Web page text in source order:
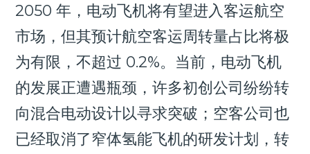
2050 年，电动飞机将有望进入客运航空
市场，但其预计航空客运周转量占比将极
为有限，不超过 0.2%。当前，电动飞机
的发展正遭遇瓶颈，许多初创公司纷纷转
向混合电动设计以寻求突破；空客公司也
已经取消了窄体氢能飞机的研发计划，转